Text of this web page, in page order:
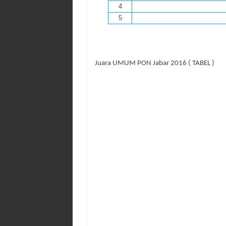
4
5
Juara UMUM PON Jabar 2016 ( TABEL )